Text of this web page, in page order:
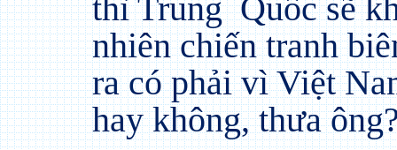
thì Trung Quốc sẽ
nhiên chiến tranh
ra có phải vì Việt
hay không, thưa